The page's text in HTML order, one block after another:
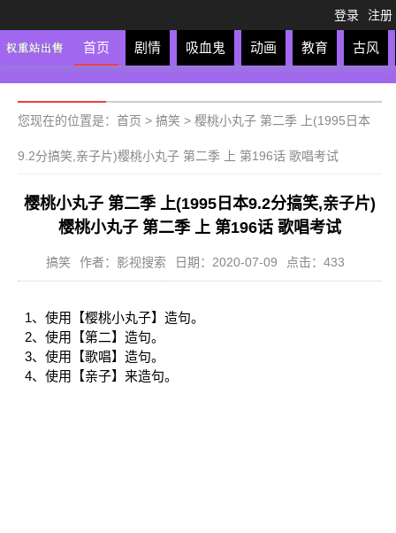
登录 注册
首页 剧情 吸血鬼 动画 教育 古风
轻松 校园 科幻 亲子 格斗 运动 恋爱 竞
您现在的位置是： 首页 > 搞笑 > 樱桃小丸子 第二季 上(1995日本
9.2分搞笑,亲子片)樱桃小丸子 第二季 上 第196话 歌唱考试
樱桃小丸子 第二季 上(1995日本9.2分搞笑,亲子片)
樱桃小丸子 第二季 上 第196话 歌唱考试
搞笑 作者：影视搜索 日期：2020-07-09 点击：433
1、使用【樱桃小丸子】造句。
2、使用【第二】造句。
3、使用【歌唱】造句。
4、使用【亲子】来造句。